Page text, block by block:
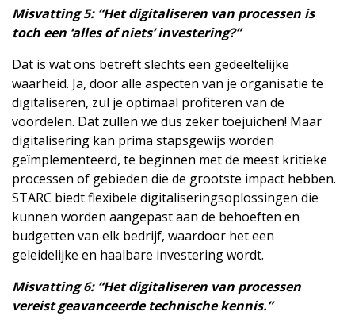
Misvatting 5: “Het digitaliseren van processen is
toch een ‘alles of niets’ investering?”
Dat is wat ons betreft slechts een gedeeltelijke
waarheid. Ja, door alle aspecten van je organisatie te
digitaliseren, zul je optimaal profiteren van de
voordelen. Dat zullen we dus zeker toejuichen! Maar
digitalisering kan prima stapsgewijs worden
geïmplementeerd, te beginnen met de meest kritieke
processen of gebieden die de grootste impact hebben.
STARC biedt flexibele digitaliseringsoplossingen die
kunnen worden aangepast aan de behoeften en
budgetten van elk bedrijf, waardoor het een
geleidelijke en haalbare investering wordt.
Misvatting 6: “Het digitaliseren van processen
vereist geavanceerde technische kennis.”